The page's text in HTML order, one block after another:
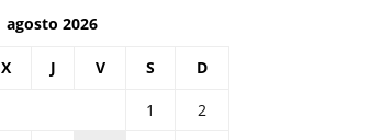
agosto 2026
X J V S D
1
2